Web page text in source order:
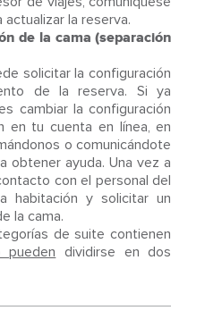
la reserva.
de la cama (separación
solicitar la configuración
de la reserva. Si ya
cambiar la configuración
en tu cuenta en línea, en
o comunicándote
obtener ayuda. Una vez a
con el personal del
habitación y solicitar un
la cama.
de suite contienen
pueden dividirse en dos